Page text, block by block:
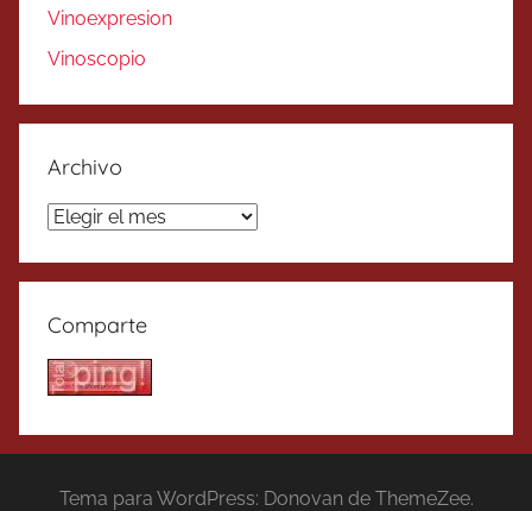
Vinoexpresion
Vinoscopio
Archivo
Archivo
Comparte
Tema para WordPress: Donovan de ThemeZee.